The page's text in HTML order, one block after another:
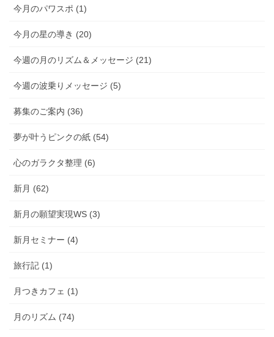
今月のパワスポ (1)
今月の星の導き (20)
今週の月のリズム＆メッセージ (21)
今週の波乗りメッセージ (5)
募集のご案内 (36)
夢が叶うピンクの紙 (54)
心のガラクタ整理 (6)
新月 (62)
新月の願望実現WS (3)
新月セミナー (4)
旅行記 (1)
月つきカフェ (1)
月のリズム (74)